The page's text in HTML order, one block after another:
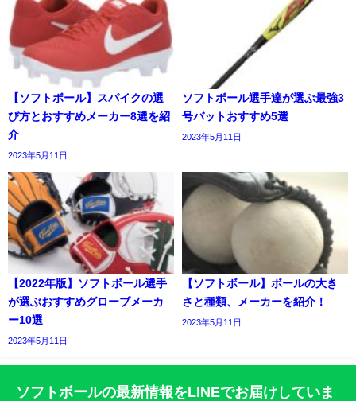
【ソフトボール】スパイクの選
び方とおすすめメーカー8選を紹
介
2023年5月11日
ソフトボール選手達が選ぶ最強3
号バットおすすめ5選
2023年5月11日
【2022年版】ソフトボール選手
が選ぶおすすめグローブメーカ
ー10選
2023年5月11日
【ソフトボール】ボールの大き
さと種類、メーカーを紹介！
2023年5月11日
ソフトボールの最新情報をLINEでお届けしていま